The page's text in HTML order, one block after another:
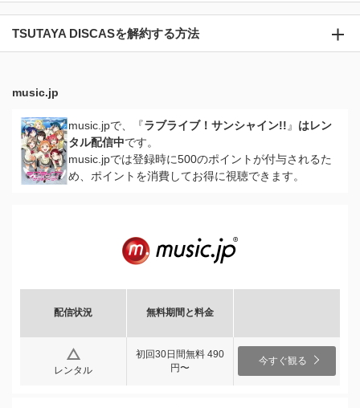
TSUTAYA DISCASを解約する方法
music.jp
music.jpで、『ラブライブ！サンシャイン!! 』 はレン
タル配信中です。
music.jpでは登録時に500のポイントが付与されるた
め、ポイントを消費してお得に視聴できます。
配信状況 無料期間と料金
レンタル
初回30日間無料 490
円〜
今すぐ観る